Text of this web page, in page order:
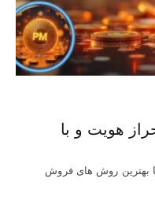
هویت و با
بهترین روش‌ های فروش